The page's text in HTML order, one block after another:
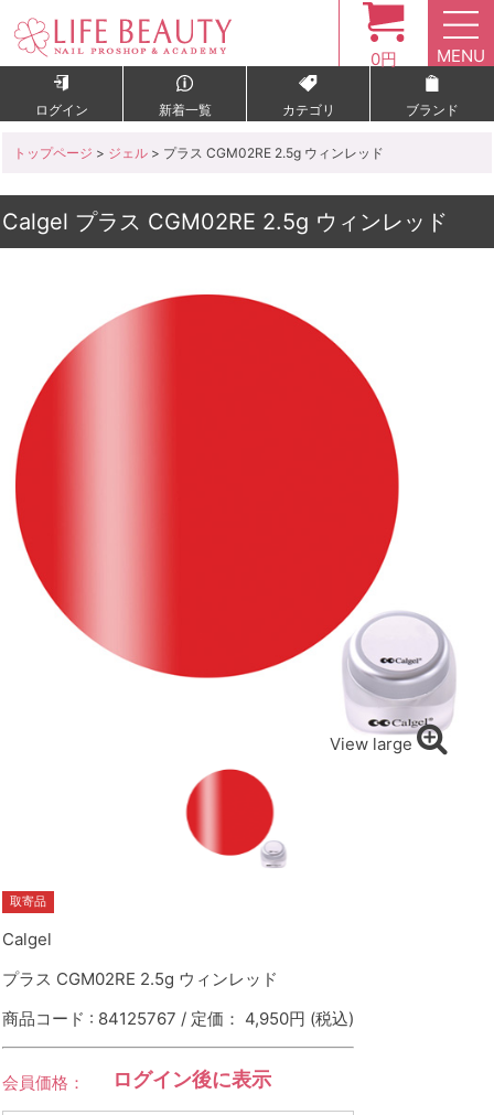
0円 MENU
ログイン 新着一覧 カテゴリ ブランド
トップページ > ジェル > プラス CGM02RE 2.5g ウィンレッド
Calgel プラス CGM02RE 2.5g ウィンレッド
View large
取寄品
Calgel
プラス CGM02RE 2.5g ウィンレッド
商品コード : 84125767 / 定価： 4,950円 (税込)
会員価格： ログイン後に表示